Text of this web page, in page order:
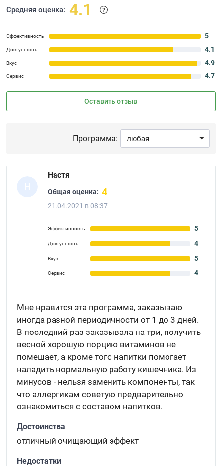
Средняя оценка: 4.1
Эффективность 5
Доступность 4.1
Вкус 4.9
Сервис 4.7
Оставить отзыв
Программа:
Н
Настя
Общая оценка: 4
21.04.2021 в 08:37
Эффективность 5
Доступность 4
Вкус 5
Сервис 4
Мне нравится эта программа, заказываю
иногда разной периодичности от 1 до 3 дней.
В последний раз заказывала на три, получить
весной хорошую порцию витаминов не
помешает, а кроме того напитки помогает
наладить нормальную работу кишечника. Из
минусов - нельзя заменить компоненты, так
что аллергикам советую предварительно
ознакомиться с составом напитков.
Достоинства
отличный очищающий эффект
Недостатки